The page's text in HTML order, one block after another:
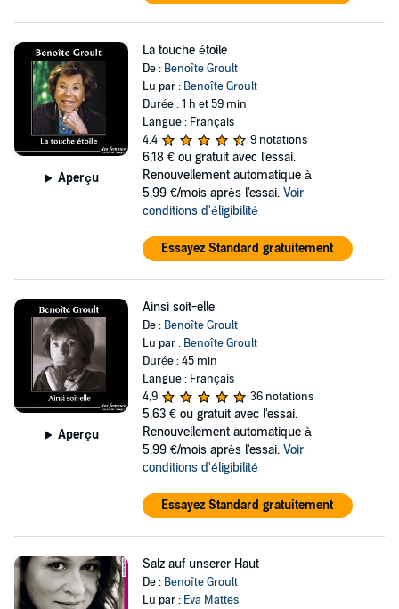
Aperçu
La touche étoile
De : Benoîte Groult
Lu par : Benoîte Groult
Durée : 1 h et 59 min
Langue : Français
4,4
9 notations
6,18 € ou gratuit avec l'essai.
Renouvellement automatique à
5,99 €/mois après l'essai. Voir
conditions d'éligibilité
Essayez Standard gratuitement
Aperçu
Ainsi soit-elle
De : Benoîte Groult
Lu par : Benoîte Groult
Durée : 45 min
Langue : Français
4,9
36 notations
5,63 € ou gratuit avec l'essai.
Renouvellement automatique à
5,99 €/mois après l'essai. Voir
conditions d'éligibilité
Essayez Standard gratuitement
Salz auf unserer Haut
De : Benoîte Groult
Lu par : Eva Mattes